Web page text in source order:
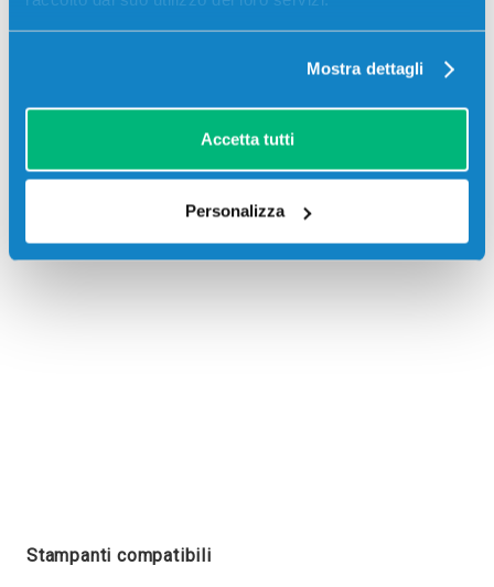
Mostra dettagli
Accetta tutti
Personalizza
Recensioni
Stampanti compatibili